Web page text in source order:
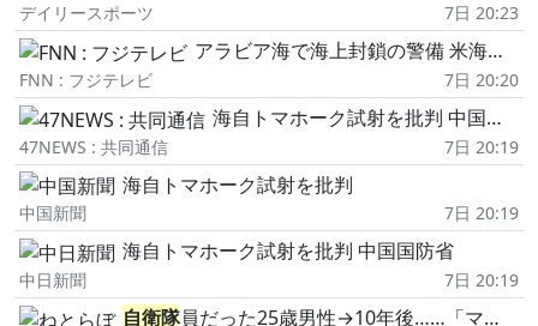
デイリースポーツ 7日 20:23
アラビア海で海上封鎖の警備 米海軍佐世保基地所属の「ニューオーリンズ」帰港
FNN : フジテレビ 7日 20:20
海自トマホーク試射を批判 中国国防省
47NEWS : 共同通信 7日 20:19
海自トマホーク試射を批判
中国新聞 7日 20:19
海自トマホーク試射を批判 中国国防省
中日新聞 7日 20:19
自衛隊員だった25歳男性→10年後……「マジで何があったの?」 衝撃の“現在の姿"が180万再生「別人…?」「好きに生きんしゃい」